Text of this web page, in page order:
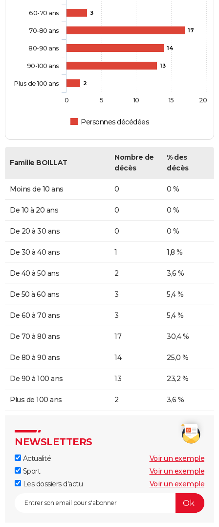
3
17
14
13
2
Personnes décédées
60-70 ans
70-80 ans
80-90 ans
90-100 ans
Plus de 100 ans
0 5 10 15 20
Famille BOILLAT
Nombre de
décès
% des
décès
Moins de 10 ans 0 0 %
De 10 à 20 ans 0 0 %
De 20 à 30 ans 0 0 %
De 30 à 40 ans 1 1,8 %
De 40 à 50 ans 2 3,6 %
De 50 à 60 ans 3 5,4 %
De 60 à 70 ans 3 5,4 %
De 70 à 80 ans 17 30,4 %
De 80 à 90 ans 14 25,0 %
De 90 à 100 ans 13 23,2 %
Plus de 100 ans 2 3,6 %
NEWSLETTERS
Actualité
Voir un exemple
Sport
Voir un exemple
Les dossiers d'actu
Voir un exemple